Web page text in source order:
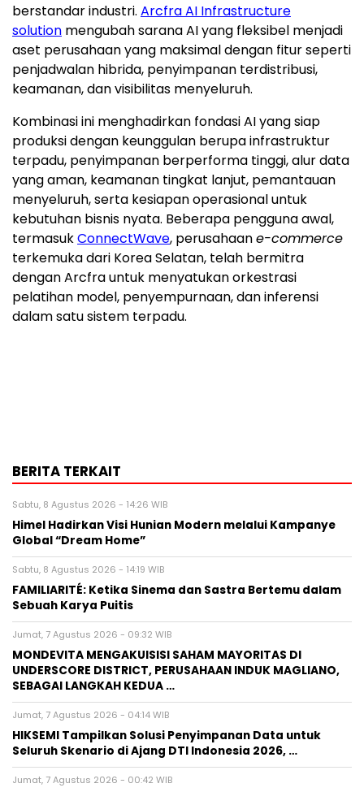
berstandar industri. Arcfra AI Infrastructure
solution mengubah sarana AI yang fleksibel menjadi
aset perusahaan yang maksimal dengan fitur seperti
penjadwalan hibrida, penyimpanan terdistribusi,
keamanan, dan visibilitas menyeluruh.
Kombinasi ini menghadirkan fondasi AI yang siap
produksi dengan keunggulan berupa infrastruktur
terpadu, penyimpanan berperforma tinggi, alur data
yang aman, keamanan tingkat lanjut, pemantauan
menyeluruh, serta kesiapan operasional untuk
kebutuhan bisnis nyata. Beberapa pengguna awal,
termasukConnectWave, perusahaane-commerce
terkemuka dari Korea Selatan, telah bermitra
dengan Arcfra untuk menyatukan orkestrasi
pelatihan model, penyempurnaan, dan inferensi
dalam satu sistem terpadu.
BERITA TERKAIT
Sabtu, 8 Agustus 2026 - 14:26 WIB
Himel Hadirkan Visi Hunian Modern melalui Kampanye
Global “Dream Home”
Sabtu, 8 Agustus 2026 - 14:19 WIB
FAMILIARITÉ: Ketika Sinema dan Sastra Bertemu dalam
Sebuah Karya Puitis
Jumat, 7 Agustus 2026 - 09:32 WIB
MONDEVITA MENGAKUISISI SAHAM MAYORITAS DI
UNDERSCORE DISTRICT, PERUSAHAAN INDUK MAGLIANO,
SEBAGAI LANGKAH KEDUA …
Jumat, 7 Agustus 2026 - 04:14 WIB
HIKSEMI Tampilkan Solusi Penyimpanan Data untuk
Seluruh Skenario di Ajang DTI Indonesia 2026, …
Jumat, 7 Agustus 2026 - 00:42 WIB